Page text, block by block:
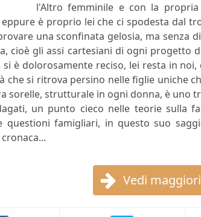
l'Altro femminile e con la
è proprio lei che ci spodesta dal
una sconfinata gelosia, ma senza
cioè gli assi cartesiani di ogni progetto
si è dolorosamente reciso, lei resta in
che si ritrova persino nelle figlie uniche
sorelle, strutturale in ogni donna, è uno
un punto cieco nelle teorie sulla
questioni famigliari, in questo suo
Vedi